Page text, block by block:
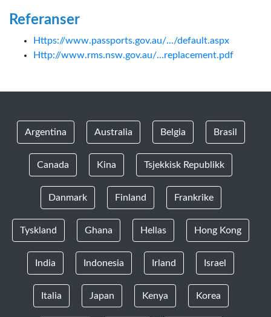
Referanser
Https://www.passports.gov.au/.../default.aspx
Http://www.rms.nsw.gov.au/...replacement.pdf
Argentina Australia Belgia Brasil
Canada Kina Tsjekkisk Republikk
Danmark Finland Frankrike
Tyskland Ghana Hellas Hong Kong
India Indonesia Irland Israel
Italia Japan Kenya Korea